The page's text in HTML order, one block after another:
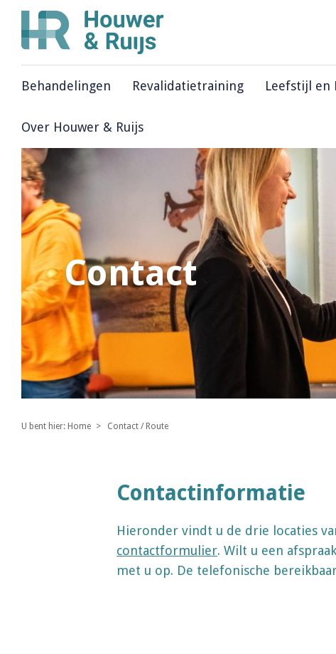
Behandelingen Revalidatietraining Leefstijl en
Over Houwer & Ruijs
Contact
U bent hier: Home Contact / Route
Contactinformatie
Hieronder vindt u de drie locaties
contactformulier. Wilt u een
met u op. De telefonische